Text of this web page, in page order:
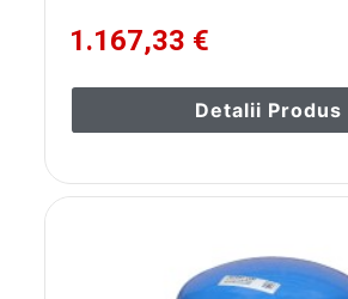
1.167,33 €
Detalii Produs